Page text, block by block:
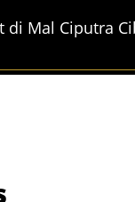
di Mal Ciputra